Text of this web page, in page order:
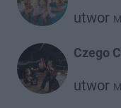
utwor
Czego
utwor